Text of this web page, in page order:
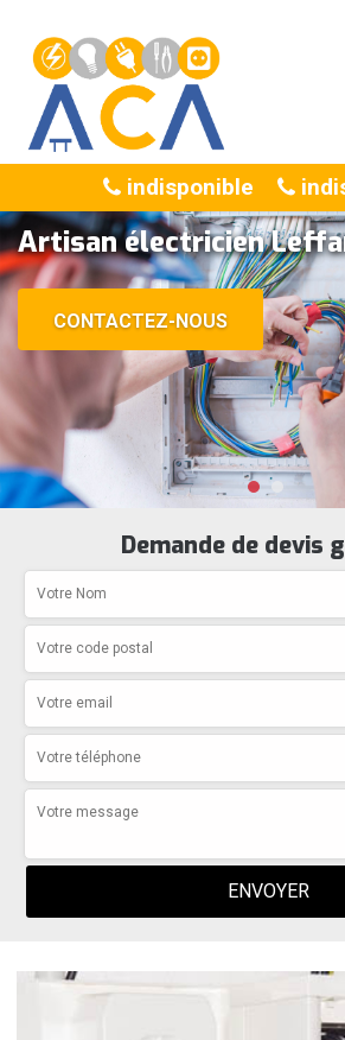
indisponible
Artisan électricien
CONTACTEZ-NOUS
Demande de devis